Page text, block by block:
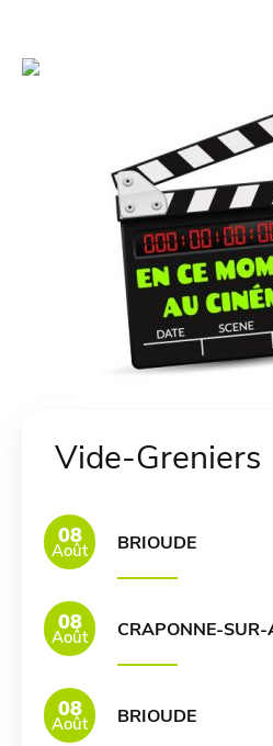
Vide-Greniers
08
Août BRIOUDE
08
Août CRAPONNE-SUR-
08
Août BRIOUDE